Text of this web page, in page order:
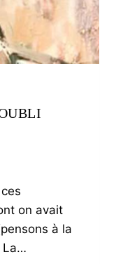
on avait
à la
La…